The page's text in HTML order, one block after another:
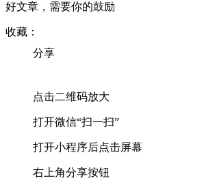
好文章，需要你的鼓励
收藏：
分享
点击二维码放大
打开微信“扫一扫”
打开小程序后点击屏幕
右上角分享按钮